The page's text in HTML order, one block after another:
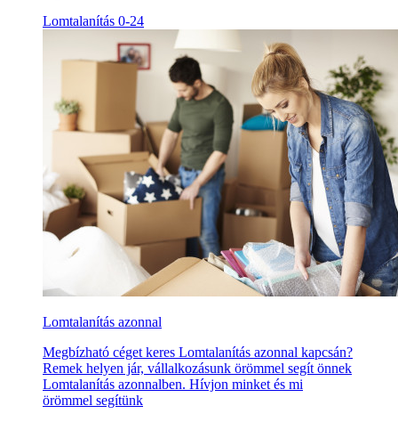
Lomtalanítás 0-24
Lomtalanítás azonnal
Megbízható céget keres Lomtalanítás azonnal kapcsán?
Remek helyen jár, vállalkozásunk örömmel segít önnek
Lomtalanítás azonnalben. Hívjon minket és mi
örömmel segítünk